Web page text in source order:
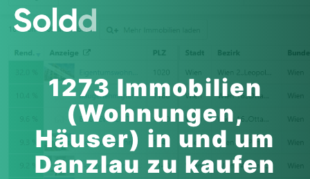
1273 Immobilien
(Wohnungen,
Häuser) in und um
Danzlau zu kaufen